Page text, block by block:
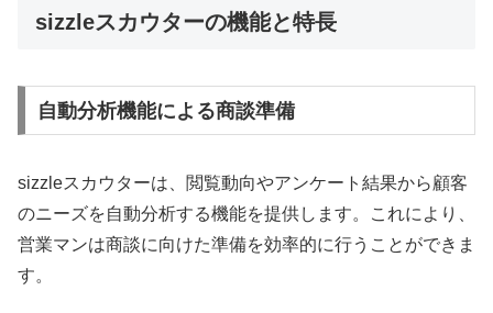
sizzleスカウターの機能と特長
自動分析機能による商談準備
sizzleスカウターは、閲覧動向やアンケート結果から顧客
のニーズを自動分析する機能を提供します。これにより、
営業マンは商談に向けた準備を効率的に行うことができま
す。